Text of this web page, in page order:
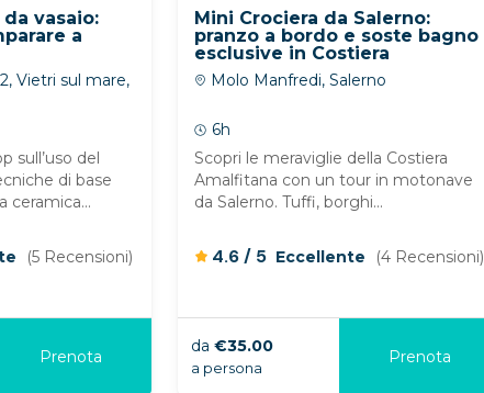
vasaio:
a
Vietri sul mare,
sull’uso del
di base
ceramica...
(5 Recensioni)
Prenota
Mini Crociera da Salerno:
pranzo a bordo e soste bagno
esclusive in Costiera
Amalfitana
Molo Manfredi, Salerno
6h
Scopri le meraviglie della Costiera
Amalfitana con un tour in motonave
da Salerno. Tuffi, borghi...
4.6 / 5 Eccellente (4 Recensioni)
da €35.00
a persona
Prenota